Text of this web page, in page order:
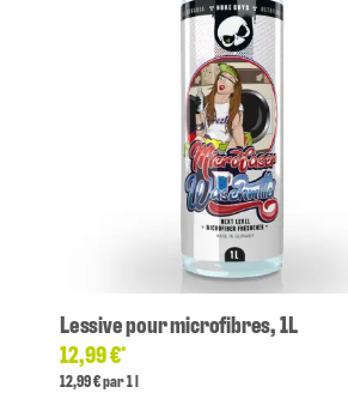
Lessive pour microfibres, 1L
12,99 €*
12,99 € par 1 l